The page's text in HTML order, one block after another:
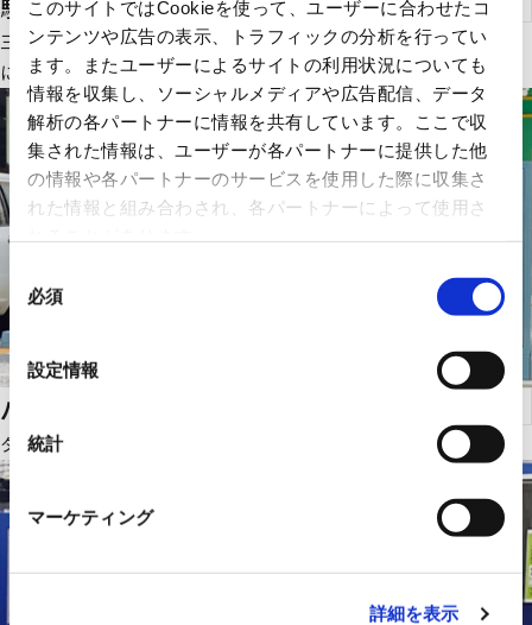
このサイトではCookieを使って、ユーザーに合わせたコ
ンテンツや広告の表示、トラフィックの分析を行ってい
ます。またユーザーによるサイトの利用状況についても
情報を収集し、ソーシャルメディアや広告配信、データ
解析の各パートナーに情報を共有しています。ここで収
集された情報は、ユーザーが各パートナーに提供した他
の情報や各パートナーのサービスを使用した際に収集さ
れた情報と組み合わされ、各パートナーによって使用さ
の
選
択
必須
設定情報
統計
マーケティング
詳細を表示
三菱プレシジョンのパーキングシステムは先進のシステムと長年
にわたる経験を活かし多様なシステムをラインアップ。
パークロックシステム
タイヤロックタイプの駐車場です。